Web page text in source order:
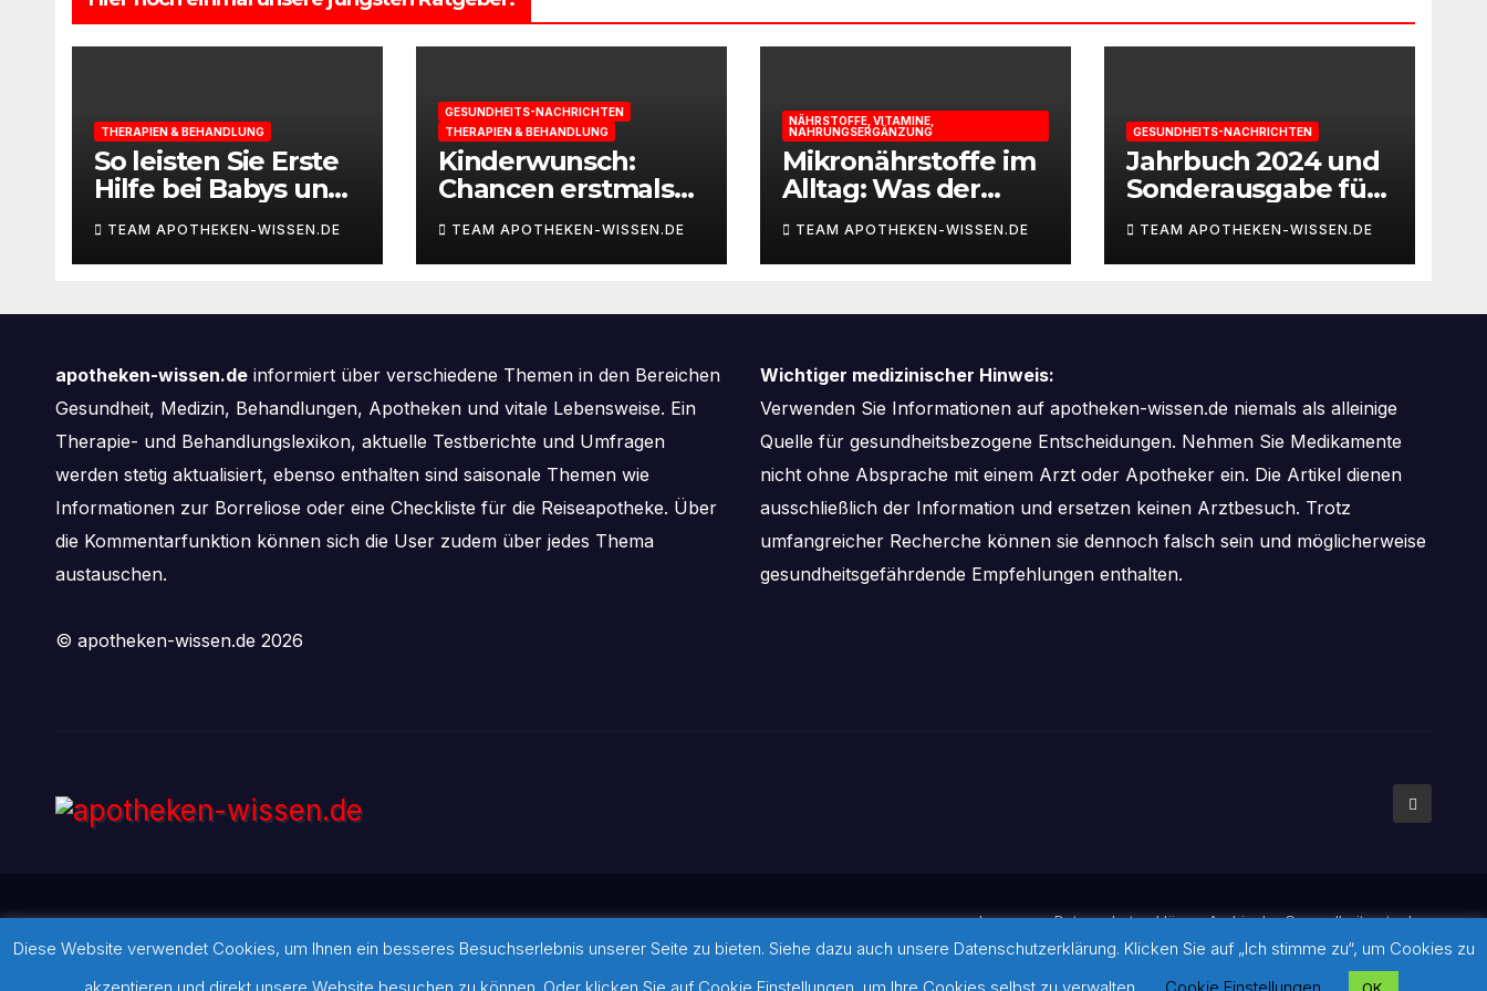
THERAPIEN & BEHANDLUNG
So leisten Sie Erste
Hilfe bei Babys und
Kleinkindern
TEAM APOTHEKEN-WISSEN.DE
GESUNDHEITS-NACHRICHTEN
THERAPIEN & BEHANDLUNG
Kinderwunsch:
Chancen erstmals
selbst berechnen
TEAM APOTHEKEN-WISSEN.DE
NÄHRSTOFFE, VITAMINE,
NAHRUNGSERGÄNZUNG
Mikronährstoffe im
Alltag: Was der
Körper für Energie
und
Leistungsfähigkeit
TEAM APOTHEKEN-WISSEN.DE
GESUNDHEITS-NACHRICHTEN
Jahrbuch 2024 und
Sonderausgabe für
Paare des
Deutschen IVF-
Registers: Zahl der
TEAM APOTHEKEN-WISSEN.DE
apotheken-wissen.de informiert über verschiedene Themen in den Bereichen
Gesundheit, Medizin, Behandlungen, Apotheken und vitale Lebensweise. Ein
Therapie- und Behandlungslexikon, aktuelle Testberichte und Umfragen
werden stetig aktualisiert, ebenso enthalten sind saisonale Themen wie
Informationen zur Borreliose oder eine Checkliste für die Reiseapotheke. Über
die Kommentarfunktion können sich die User zudem über jedes Thema
austauschen.
© apotheken-wissen.de 2026
Wichtiger medizinischer Hinweis:
Verwenden Sie Informationen auf apotheken-wissen.de niemals als alleinige
Quelle für gesundheitsbezogene Entscheidungen. Nehmen Sie Medikamente
nicht ohne Absprache mit einem Arzt oder Apotheker ein. Die Artikel dienen
ausschließlich der Information und ersetzen keinen Arztbesuch. Trotz
umfangreicher Recherche können sie dennoch falsch sein und möglicherweise
gesundheitsgefährdende Empfehlungen enthalten.
Stolz präsentiert von WordPress |Theme:NewsbulkvonThemeansar
ImpressumDatenschutzerklärungArchiv der Gesundheitsratgeber
©-Hinweis zu verwendeten Bildern: Sofern auf dieser Seite keine Quellennachweise gesetzt
werden konnten, befinden sich diese und über den weiterführenden Link im jeweiligen Beitrag.
Diese Website verwendet Cookies, um Ihnen ein besseres Besuchserlebnis unserer Seite zu bieten. Siehe dazu auch unsere Datenschutzerklärung. Klicken Sie auf „Ich stimme zu“, um Cookies zu